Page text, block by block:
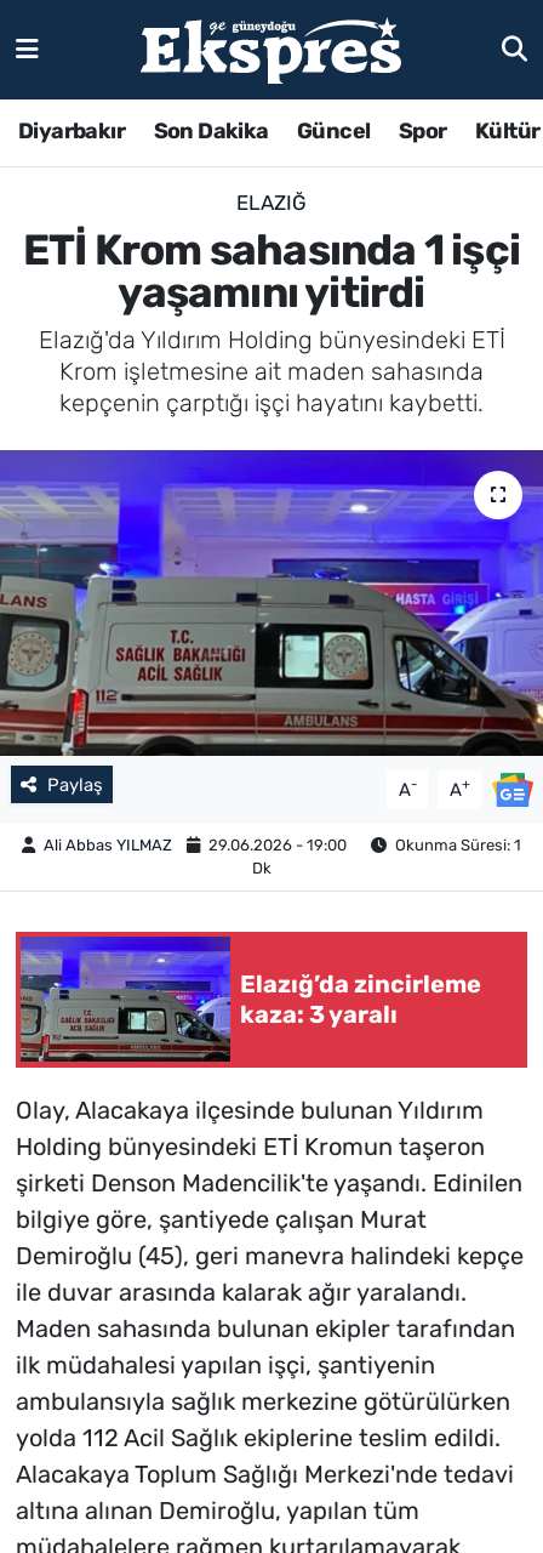
Diyarbakır Son Dakika Güncel Spor
ELAZIĞ
ETİ Krom sahasında 1 işçi
yaşamını yitirdi
Elazığ'da Yıldırım Holding bünyesindeki ETİ
Krom işletmesine ait maden sahasında
kepçenin çarptığı işçi hayatını kaybetti.
Paylaş A- A+
Ali Abbas YILMAZ 29.06.2026 - 19:00
Okunma Süresi: 1
Dk
Elazığ’da zincirleme
kaza: 3 yaralı
Olay, Alacakaya ilçesinde bulunan Yıldırım
Holding bünyesindeki ETİ Kromun taşeron
şirketi Denson Madencilik'te yaşandı. Edinilen
bilgiye göre, şantiyede çalışan Murat
Demiroğlu (45), geri manevra halindeki kepçe
ile duvar arasında kalarak ağır yaralandı.
Maden sahasında bulunan ekipler tarafından
ilk müdahalesi yapılan işçi, şantiyenin
ambulansıyla sağlık merkezine götürülürken
yolda 112 Acil Sağlık ekiplerine teslim edildi.
Alacakaya Toplum Sağlığı Merkezi'nde tedavi
altına alınan Demiroğlu, yapılan tüm
müdahalelere rağmen kurtarılamayarak